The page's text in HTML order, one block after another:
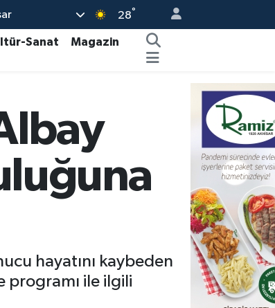
28°
Sanat
Magazin
hayatını kaybeden
programı ile ilgili